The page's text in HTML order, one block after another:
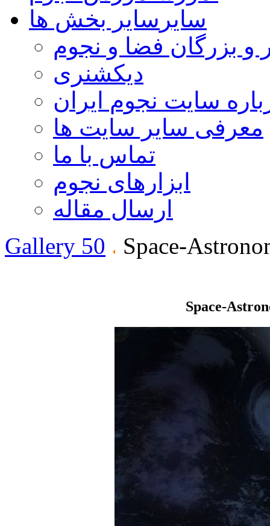
سایر سایر بخش ها
و بزرگان فضا و نجوم
دیکشنری
سایت نجوم ایران
معرفی سایر سایت ها
تماس با ما
ابزارهای نجوم
ارسال مقاله
Gallery 50
Space-
Space-